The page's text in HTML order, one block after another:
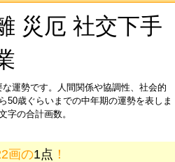
災厄 社交下手
運勢です。人間関係や協調性、社会的
50歳ぐらいまでの中年期の運勢を表しま
字の合計画数。
画の1点 ！